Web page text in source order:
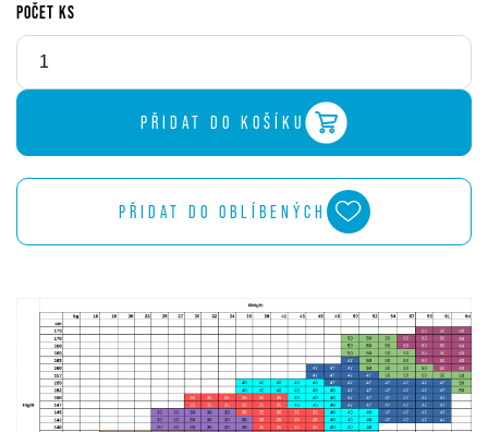
POČET KS
PŘIDAT DO KOŠÍKU
PŘIDAT DO OBLÍBENÝCH